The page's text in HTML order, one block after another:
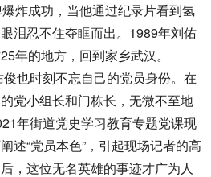
炸成功，当他通过纪录片看到氢
泪忍不住夺眶而出。1989年刘佑
年的地方，回到家乡武汉。
也时刻不忘自己的党员身份。在
党小组长和门栋长，无微不至地
年街道党史学习教育专题党课现
述“党员本色”，引起现场记者的高
，这位无名英雄的事迹才广为人